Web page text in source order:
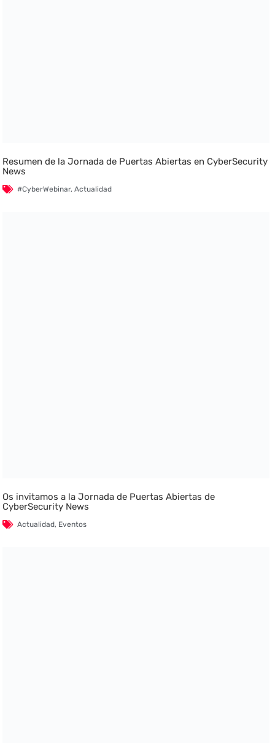
Resumen de la Jornada de Puertas Abiertas en CyberSecurity
News
#CyberWebinar,Actualidad
Os invitamos a la Jornada de Puertas Abiertas de
CyberSecurity News
Actualidad, Eventos